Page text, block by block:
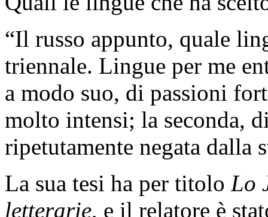
“Il russo appunto, quale
triennale. Lingue per me
a modo suo, di passioni
molto intensi; la seconda,
ripetutamente negata dalla
La sua tesi ha per titolo Lo
letterarie, e il relatore è